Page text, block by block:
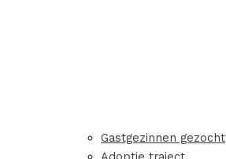
Gastgezinnen gezocht